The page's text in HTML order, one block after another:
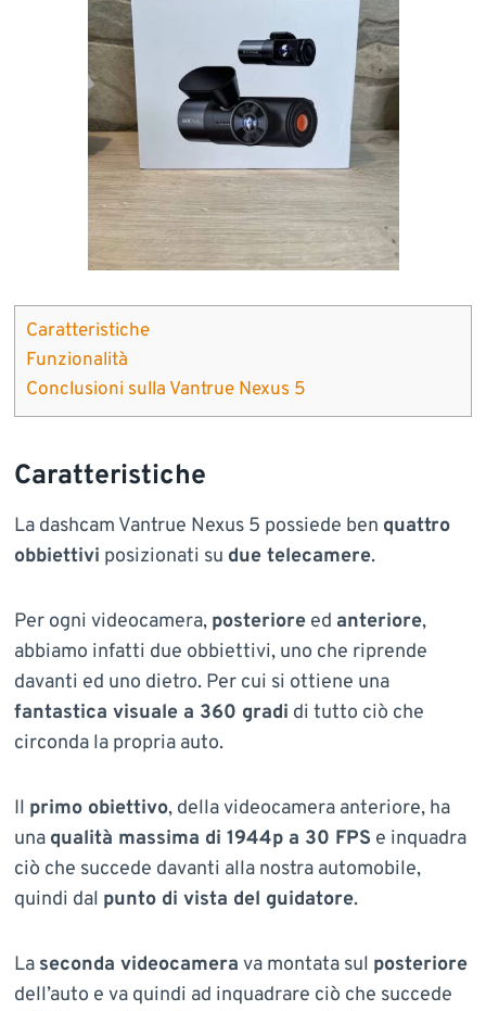
Caratteristiche
Funzionalità
Conclusioni sulla Vantrue Nexus 5
Caratteristiche
La dashcam Vantrue Nexus 5 possiede ben quattro
obbiettivi posizionati su due telecamere.
Per ogni videocamera, posterioreed anteriore,
abbiamo infatti due obbiettivi, uno che riprende
davanti ed uno dietro. Per cui si ottiene una
fantastica visuale a 360 gradi di tutto ciò che
circonda la propria auto.
Il primo obiettivo, della videocamera anteriore, ha
una qualità massima di 1944p a 30 FPS e inquadra
ciò che succede davanti alla nostra automobile,
quindi dal punto di vista del guidatore.
La seconda videocamera va montata sul posteriore
dell’auto e va quindi ad inquadrare ciò che succede